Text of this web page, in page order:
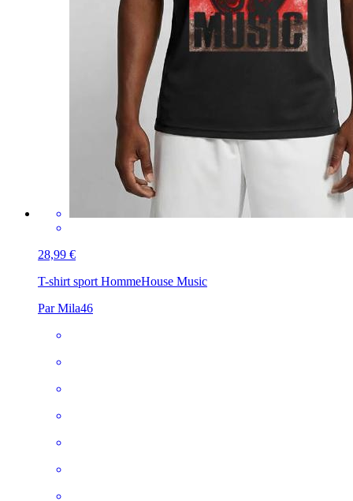
28,99 €
T-shirt sport HommeHouse Music
Par Mila46